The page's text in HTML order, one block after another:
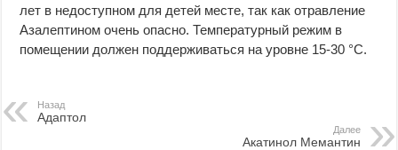
лет в недоступном для детей месте, так как отравление
Азалептином очень опасно. Температурный режим в
помещении должен поддерживаться на уровне 15-30 °C.
Назад
Адаптол
Далее
Акатинол Мемантин